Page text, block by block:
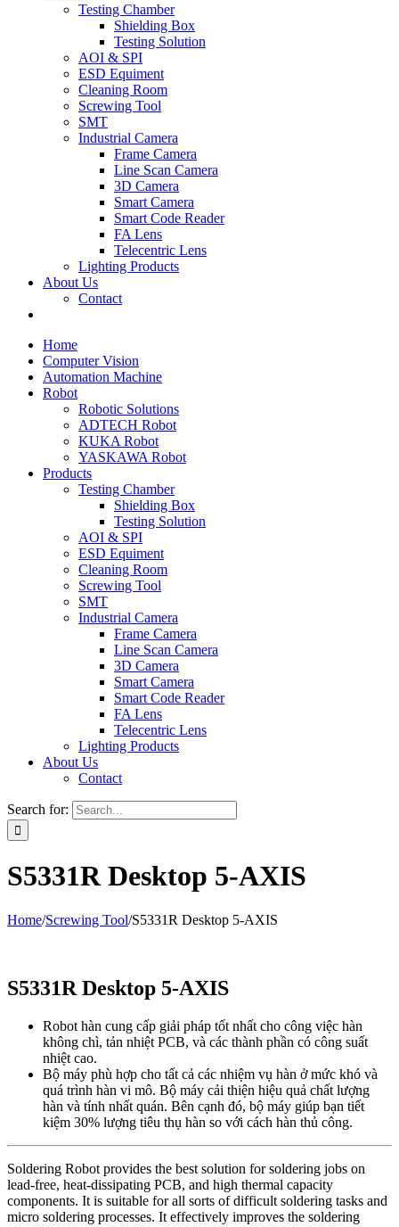
Testing Chamber
Shielding Box
Testing Solution
AOI & SPI
ESD Equiment
Cleaning Room
Screwing Tool
SMT
Industrial Camera
Frame Camera
Line Scan Camera
3D Camera
Smart Camera
Smart Code Reader
FA Lens
Telecentric Lens
Lighting Products
About Us
Contact
Home
Computer Vision
Automation Machine
Robot
Robotic Solutions
ADTECH Robot
KUKA Robot
YASKAWA Robot
Products
Testing Chamber
Shielding Box
Testing Solution
AOI & SPI
ESD Equiment
Cleaning Room
Screwing Tool
SMT
Industrial Camera
Frame Camera
Line Scan Camera
3D Camera
Smart Camera
Smart Code Reader
FA Lens
Telecentric Lens
Lighting Products
About Us
Contact
Search for:
S5331R Desktop 5-AXIS
Home/Screwing Tool/S5331R Desktop 5-AXIS
S5331R Desktop 5-AXIS
Robot hàn cung cấp giải pháp tốt nhất cho công việc hàn
không chì, tản nhiệt PCB, và các thành phần có công suất
nhiệt cao.
Bộ máy phù hợp cho tất cả các nhiệm vụ hàn ở mức khó và
quá trình hàn vi mô. Bộ máy cải thiện hiệu quả chất lượng
hàn và tính nhất quán. Bên cạnh đó, bộ máy giúp bạn tiết
kiệm 30% lượng tiêu thụ hàn so với cách hàn thủ công.
Soldering Robot provides the best solution for soldering jobs on
lead-free, heat-dissipating PCB, and high thermal capacity
components. It is suitable for all sorts of difficult soldering tasks and
micro soldering processes. It effectively improves the soldering